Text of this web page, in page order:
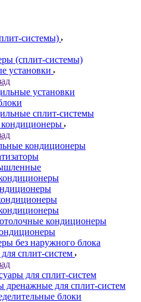
системы)
(сплит-системы)
установки
установки
сплит-системы
кондиционеры
кондиционеры
без наружного блока
сплит-систем
для сплит-систем
для сплит-систем
блоки